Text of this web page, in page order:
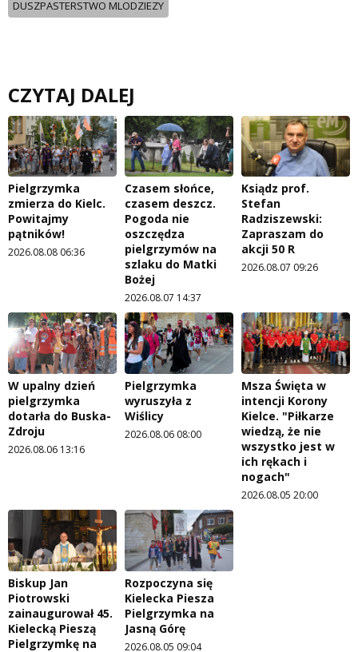
DUSZPASTERSTWO MLODZIEZY
CZYTAJ DALEJ
Pielgrzymka
zmierza do Kielc.
Powitajmy
pątników!
2026.08.08 06:36
Czasem słońce,
czasem deszcz.
Pogoda nie
oszczędza
pielgrzymów na
szlaku do Matki
Bożej
2026.08.07 14:37
Ksiądz prof.
Stefan
Radziszewski:
Zapraszam do
akcji 50 R
2026.08.07 09:26
W upalny dzień
pielgrzymka
dotarła do Buska-
Zdroju
2026.08.06 13:16
Pielgrzymka
wyruszyła z
Wiślicy
2026.08.06 08:00
Msza Święta w
intencji Korony
Kielce. "Piłkarze
wiedzą, że nie
wszystko jest w
ich rękach i
nogach"
2026.08.05 20:00
Biskup Jan
Piotrowski
zainaugurował 45.
Kielecką Pieszą
Pielgrzymkę na
Rozpoczyna się
Kielecka Piesza
Pielgrzymka na
Jasną Górę
2026.08.05 09:04